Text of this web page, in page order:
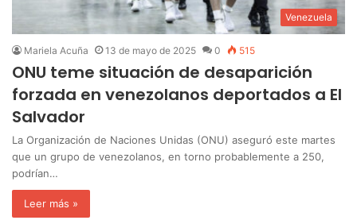
Venezuela
Mariela Acuña 13 de mayo de 2025 0 515
ONU teme situación de desaparición
forzada en venezolanos deportados a El
Salvador
La Organización de Naciones Unidas (ONU) aseguró este martes
que un grupo de venezolanos, en torno probablemente a 250,
podrían…
Leer más »